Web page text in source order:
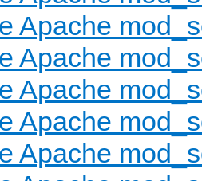
Apache
Apache
Apache
Apache
Apache